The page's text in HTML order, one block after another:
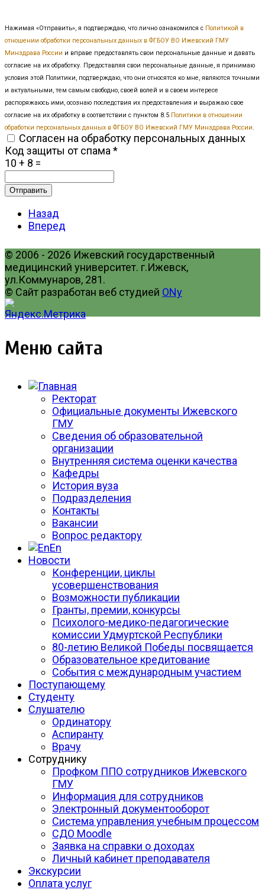
Нажимая «Отправить», я подтверждаю, что лично ознакомился с Политикой в
отношении обработки персональных данных в ФГБОУ ВО Ижевский ГМУ
Минздрава России и вправе предоставлять свои персональные данные и давать
согласие на их обработку. Предоставляя свои персональные данные, я принимаю
условия этой Политики, подтверждаю, что они относятся ко мне, являются точными
и актуальными, тем самым свободно, своей волей и в своем интересе
распоряжаюсь ими, осознаю последствия их предоставления и выражаю свое
согласие на их обработку в соответствии с пунктом 8.5 Политики в отношении
обработки персональных данных в ФГБОУ ВО Ижевский ГМУ Минздрава России
Согласен на обработку персональных данных
Код защиты от спама *
10 + 8 =
Отправить
Назад
Вперед
© 2006 - 2026 Ижевский государственный
медицинский университет. г.Ижевск,
ул.Коммунаров, 281.
© Сайт разработан веб студией ONy
Меню сайта
Ректорат
Официальные документы Ижевского
ГМУ
Сведения об образовательной
организации
Внутренняя система оценки качества
Кафедры
История вуза
Подразделения
Контакты
Вакансии
Вопрос редактору
En
Новости
Конференции, циклы
усовершенствования
Возможности публикации
Гранты, премии, конкурсы
Психолого-медико-педагогические
комиссии Удмуртской Республики
80-летию Великой Победы посвящается
Образовательное кредитование
События с международным участием
Поступающему
Студенту
Слушателю
Ординатору
Аспиранту
Врачу
Сотруднику
Профком ППО сотрудников Ижевского
ГМУ
Информация для сотрудников
Электронный документооборот
Система управления учебным процессом
СДО Moodle
Заявка на справки о доходах
Личный кабинет преподавателя
Экскурсии
Оплата услуг